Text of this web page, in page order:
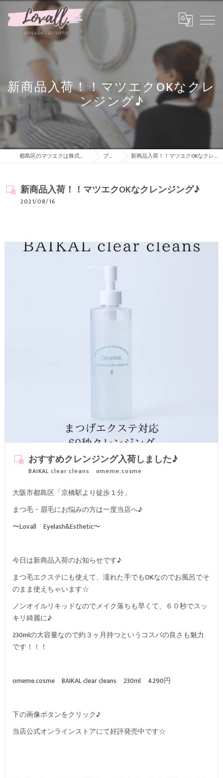
新商品入荷！！マツエクOKなクレ
ンジング♪
都島区のマツエクは株式会社Lovall ブログ 新商品入荷！！マツエクOKなクレンジング♪
新商品入荷！！マツエクOKなクレンジング♪
2021/08/16
おすすめクレンジング入荷しました♪
BAIKAL clear cleans omeme.cosme
大阪市都島区「京橋駅より徒歩１分」
まつ毛・眉毛にお悩みの方は一度当店へ♪
〜Lovall Eyelash&Esthetic〜
今日は新商品入荷のお知らせです♪
まつ毛エクステにも使えて、濡れた手でもOKなのでお風呂でそ
のまま使えちゃいます☆
ノンオイルリキッドなのでメイク落ちも早くて、６０秒でスッ
キリ綺麗に♪
230mlの大容量なので約３ヶ月持つというコスパの良さも魅力
です！！！
omeme.cosme BAIKAL clear cleans 230ml 4290円
下の画像ボタンをクリック♪
当店公式オンラインストアにて好評発売中です☆